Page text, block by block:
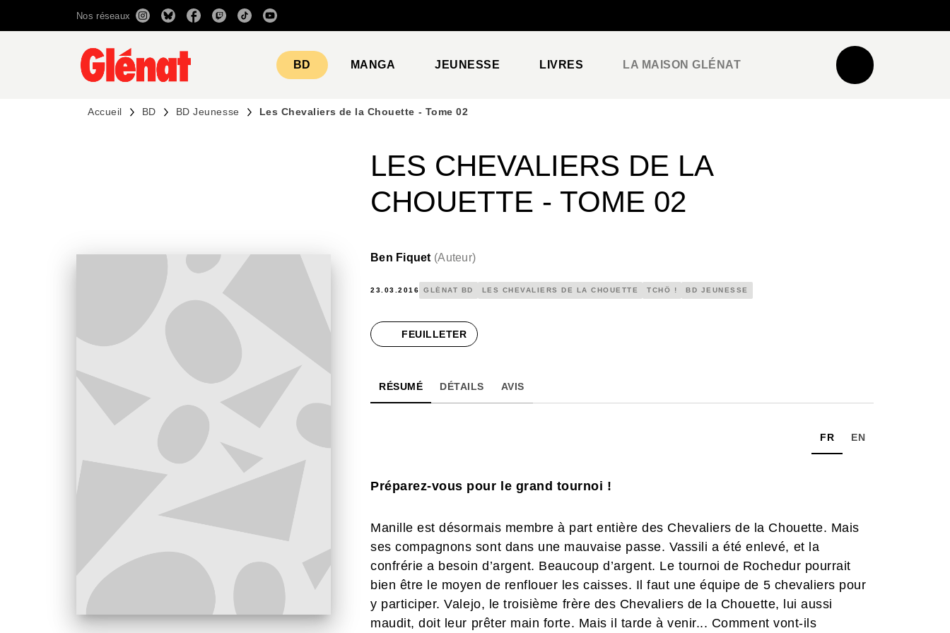
RECHERCHE CONTENU
Nos réseaux
BD MANGA JEUNESSE LIVRES LA MAISON GLÉNAT
Accueil BD BD Jeunesse Les Chevaliers de la Chouette - Tome 02
LES CHEVALIERS DE LA
CHOUETTE - TOME 02
Ben Fiquet (Auteur)
23.03.2016 GLÉNAT BD LES CHEVALIERS DE LA CHOUETTE TCHÔ ! BD JEUNESSE
FEUILLETER
RÉSUMÉ DÉTAILS AVIS
FR EN
Préparez-vous pour le grand tournoi !
Manille est désormais membre à part entière des Chevaliers de la Chouette. Mais
ses compagnons sont dans une mauvaise passe. Vassili a été enlevé, et la
confrérie a besoin d’argent. Beaucoup d’argent. Le tournoi de Rochedur pourrait
bien être le moyen de renflouer les caisses. Il faut une équipe de 5 chevaliers pour
y participer. Valejo, le troisième frère des Chevaliers de la Chouette, lui aussi
maudit, doit leur prêter main forte. Mais il tarde à venir... Comment vont-ils